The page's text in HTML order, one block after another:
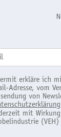
erkläre ich
Adresse, vom
von
mit